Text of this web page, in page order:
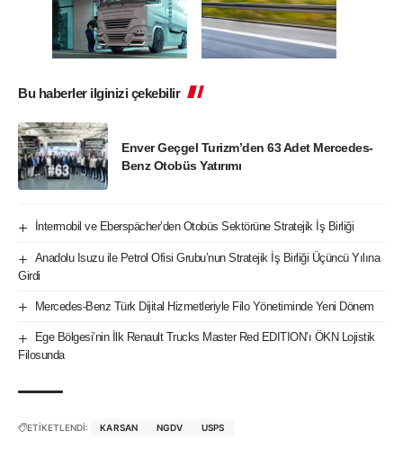
Bu haberler ilginizi çekebilir
Enver Geçgel Turizm’den 63 Adet Mercedes-
Benz Otobüs Yatırımı
İntermobil ve Eberspächer’den Otobüs Sektörüne Stratejik İş Birliği
Anadolu Isuzu ile Petrol Ofisi Grubu’nun Stratejik İş Birliği Üçüncü Yılına
Girdi
Mercedes-Benz Türk Dijital Hizmetleriyle Filo Yönetiminde Yeni Dönem
Ege Bölgesi’nin İlk Renault Trucks Master Red EDITION’ı ÖKN Lojistik
Filosunda
ETİKETLENDİ: KARSAN NGDV USPS